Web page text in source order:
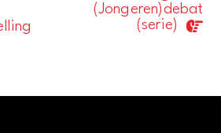
(Jongeren)debat
(serie)